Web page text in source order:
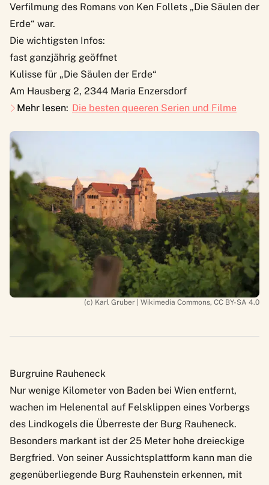
Verfilmung des Romans von Ken Follets „Die Säulen der
Erde“ war.
Die wichtigsten Infos:
fast ganzjährig geöffnet
Kulisse für „Die Säulen der Erde“
Am Hausberg 2, 2344 Maria Enzersdorf
Mehr lesen: Die besten queeren Serien und Filme
(c) Karl Gruber | Wikimedia Commons, CC BY-SA 4.0
Burgruine Rauheneck
Nur wenige Kilometer von Baden bei Wien entfernt,
wachen im Helenental auf Felsklippen eines Vorbergs
des Lindkogels die Überreste der Burg Rauheneck.
Besonders markant ist der 25 Meter hohe dreieckige
Bergfried. Von seiner Aussichtsplattform kann man die
gegenüberliegende Burg Rauhenstein erkennen, mit